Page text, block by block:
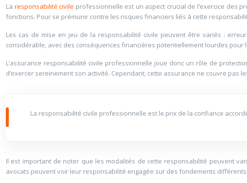
La responsabilité civile professionnelle est un aspect crucial de l’exercice des
fonctions. Pour se prémunir contre les risques financiers liés à cette
Les cas de mise en jeu de la responsabilité civile peuvent être variés :
considérable, avec des conséquences financières potentiellement lourdes
L’assurance responsabilité civile professionnelle joue donc un rôle de
d’exercer sereinement son activité. Cependant, cette assurance ne couvre pas
La responsabilité civile professionnelle est le prix de la confiance
Il est important de noter que les modalités de cette responsabilité peuvent
avocats peuvent voir leur responsabilité engagée sur des fondements